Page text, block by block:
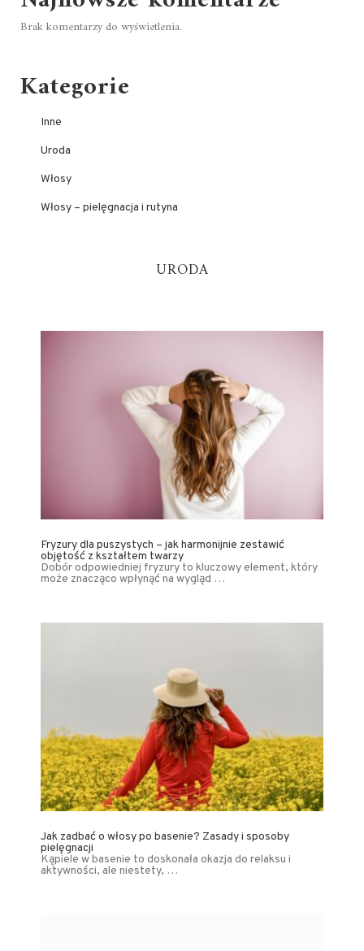
Brak komentarzy do wyświetlenia.
Kategorie
Inne
Uroda
Włosy
Włosy – pielęgnacja i rutyna
URODA
Fryzury dla puszystych – jak harmonijnie zestawić
objętość z kształtem twarzy
Dobór odpowiedniej fryzury to kluczowy element, który
może znacząco wpłynąć na wygląd …
Jak zadbać o włosy po basenie? Zasady i sposoby
pielęgnacji
Kąpiele w basenie to doskonała okazja do relaksu i
aktywności, ale niestety, …